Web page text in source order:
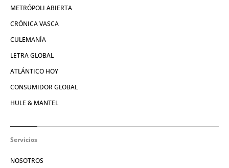
METRÓPOLI ABIERTA
CRÓNICA VASCA
CULEMANÍA
LETRA GLOBAL
ATLÁNTICO HOY
CONSUMIDOR GLOBAL
HULE & MANTEL
Servicios
NOSOTROS